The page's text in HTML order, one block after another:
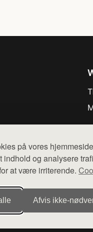
på vores
indhold og analysere
at være irriterende.
Afvis
Der sælges ikke